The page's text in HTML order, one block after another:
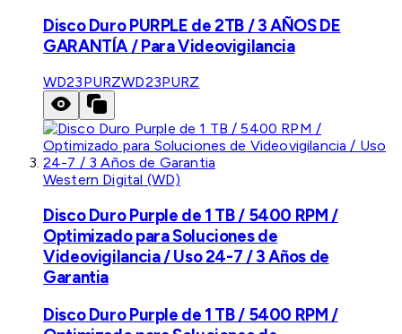
Disco Duro PURPLE de 2TB / 3 AÑOS DE
GARANTÍA / Para Videovigilancia
WD23PURZWD23PURZ
Western Digital (WD)
Disco Duro Purple de 1 TB / 5400 RPM /
Optimizado para Soluciones de
Videovigilancia / Uso 24-7 / 3 Años de
Garantia
Disco Duro Purple de 1 TB / 5400 RPM /